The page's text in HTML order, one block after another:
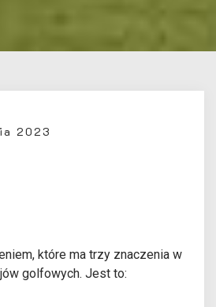
2023
które ma trzy znaczenia w
golfowych. Jest to: